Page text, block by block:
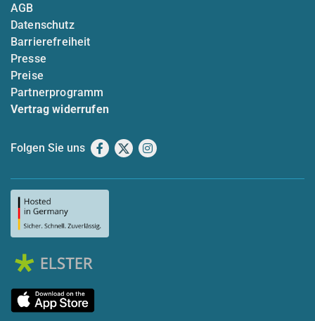
AGB
Datenschutz
Barrierefreiheit
Presse
Preise
Partnerprogramm
Vertrag widerrufen
Folgen Sie uns Facebook
X Instagram